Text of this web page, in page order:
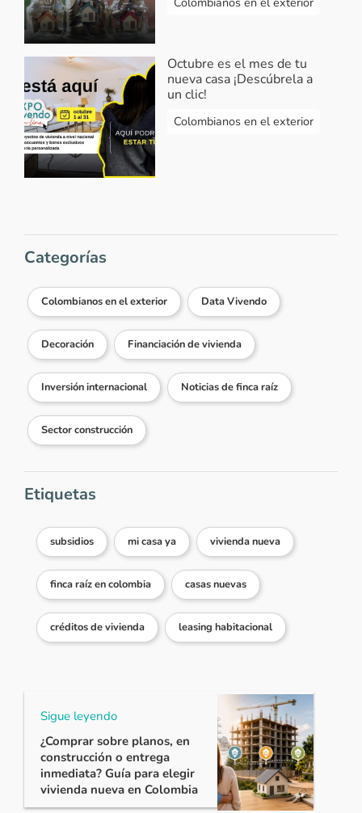
Octubre es el mes de tu
nueva casa ¡Descúbrela a
un clic!
Colombianos en el exterior
Categorías
Colombianos en el exterior Data Vivendo
Decoración Financiación de vivienda
Inversión internacional Noticias de finca raíz
Sector construcción
Etiquetas
subsidios mi casa ya vivienda nueva
finca raíz en colombia casas nuevas
créditos de vivienda leasing habitacional
Sigue leyendo
¿Comprar sobre planos, en
construcción o entrega
inmediata? Guía para elegir
vivienda nueva en Colombia